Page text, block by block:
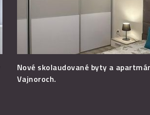
Nové skolaudované byty a
Vajnoroch.